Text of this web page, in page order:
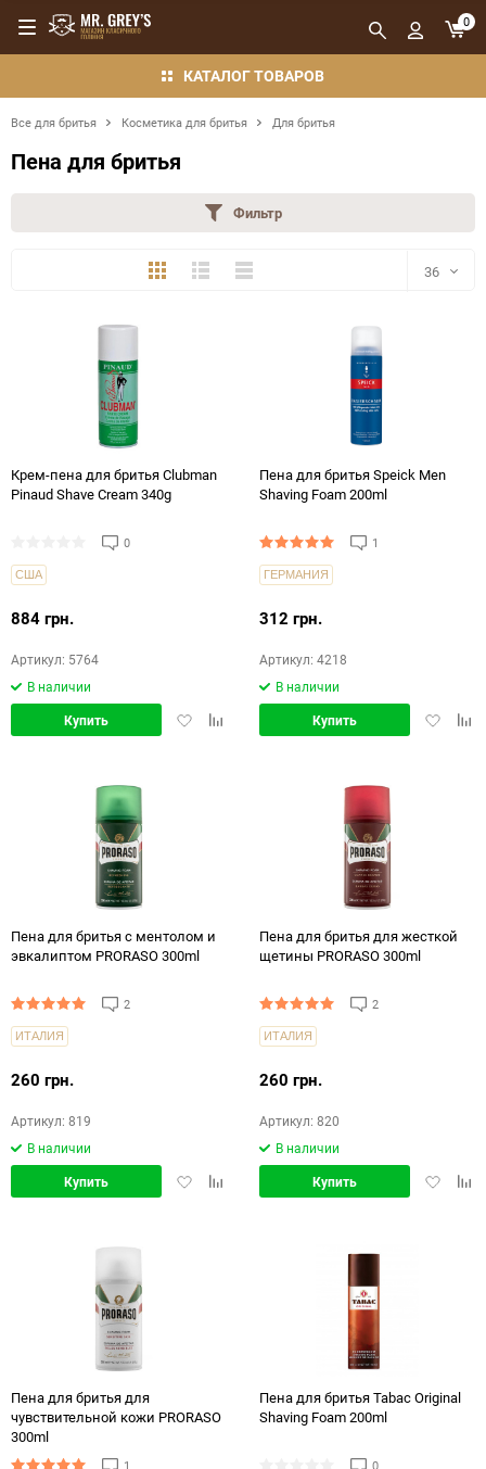
КАТАЛОГ ТОВАРОВ
0
Все для бритья Косметика для бритья Для бритья
Пена для бритья
Фильтр
ПлиткаПодробноКомпактно 36
Крем-пена для бритья Clubman
Pinaud Shave Cream 340g
0
США
884 грн.
Артикул: 5764
В наличии
ДобавитьДобавить
Купить
Пена для бритья Speick Men
Shaving Foam 200ml
1
ГЕРМАНИЯ
312 грн.
Артикул: 4218
В наличии
Купить
Пена для бритья с ментолом и
эвкалиптом PRORASO 300ml
2
ИТАЛИЯ
260 грн.
Артикул: 819
В наличии
ДобавитьДобавить
Купить
Пена для бритья для жесткой
щетины PRORASO 300ml
2
ИТАЛИЯ
260 грн.
Артикул: 820
В наличии
Купить
Пена для бритья для
чувствительной кожи PRORASO
300ml
1
Пена для бритья Tabac Original
Shaving Foam 200ml
0